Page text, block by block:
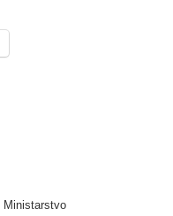
Ministarstvo